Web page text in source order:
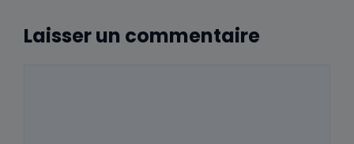
Laisser un commentaire